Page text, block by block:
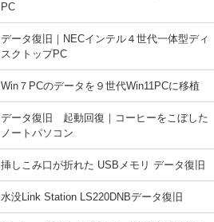
PC
データ復旧｜NECインテル４世代一体型ディ
スクトップPC
Win７PCのデータを９世代Win11PCに移植
データ復旧 起動回復｜コーヒーをこぼした
ノートパソコン
挿しこみ口が折れた USBメモリ データ復旧
水没Link Station LS220DNBデータ復旧